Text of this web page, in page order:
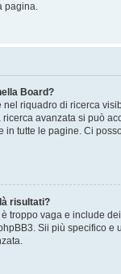
pagina.
Board?
riquadro di ricerca
avanzata si può
in tutte le pagine. Ci
risultati?
troppo vaga e include
Sii più specifico e